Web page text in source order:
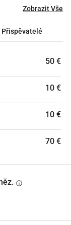
jsem otce a
se Nidal, což
Prosím,
Nidal. Existuji a
těžkostem.
Zobrazit Vše
Přispěvatelé
50 €
10 €
10 €
70 €
info